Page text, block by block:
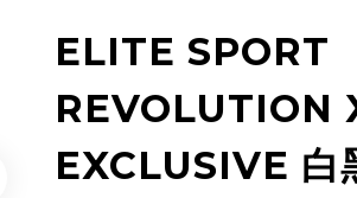
ELITE SPORT
REVOLUTION
EXCLUSIVE 白